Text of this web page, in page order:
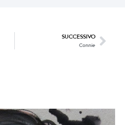
SUCCESSIVO
Connie